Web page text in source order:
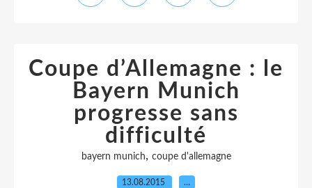
Coupe d’Allemagne : le
Bayern Munich
progresse sans
difficulté
bayern munich, coupe d'allemagne
13.08.2015 …